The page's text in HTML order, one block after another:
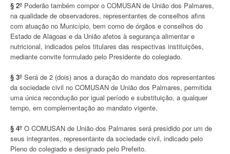
§ 2º Poderão também compor o COMUSAN de União dos Palmares,
na qualidade de observadores, representantes de conselhos afins
com atuação no Município, bem como de órgãos e conselhos do
Estado de Alagoas e da União afetos à segurança alimentar e
nutricional, indicados pelos titulares das respectivas instituições,
mediante convite formulado pelo Presidente do colegiado.
§ 3º Será de 2 (dois) anos a duração do mandato dos representantes
da sociedade civil no COMUSAN de União dos Palmares, permitida
uma única recondução por igual período e substituição, a qualquer
tempo, em complementação ao mandato vigente.
§ 4º O COMUSAN de União dos Palmares será presidido por um de
seus integrantes, representante da sociedade civil, indicado pelo
Pleno do colegiado e designado pelo Prefeito.